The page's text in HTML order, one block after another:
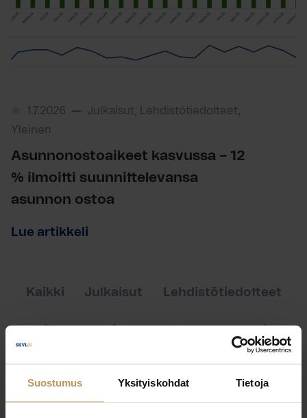
Suostumus Yksityiskohdat Tietoja
1.7.2026
Julkaisut, Lehdistötiedotteet,
Yleinen
Asunnonostoaikeet kasvussa – 12
% ilmoitti suunnittelevansa
asunnon ostoa
Lue artikkeli
Kaikki Julkaisut Lehdistötiedotteet